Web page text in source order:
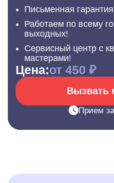
Письменная
Работаем по всему
выходных!
Сервисный центр с
мастерами!
Цена:от 450 ₽
Вызвать
Прием